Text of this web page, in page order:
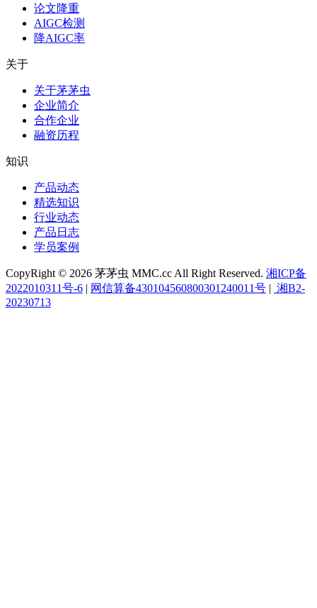
论文降重
AIGC检测
降AIGC率
关于
关于茅茅虫
企业简介
合作企业
融资历程
知识
产品动态
精选知识
行业动态
产品日志
学员案例
CopyRight © 2026 茅茅虫 MMC.cc All Right Reserved. 湘ICP备
2022010311号-6 | 网信算备430104560800301240011号 | 湘B2-
20230713